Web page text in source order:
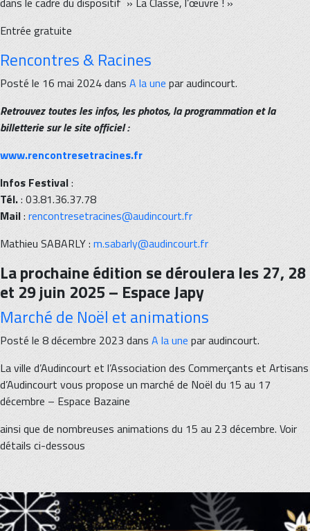
Entrée gratuite
Rencontres & Racines
Posté le 16 mai 2024 dans A la une par audincourt.
Retrouvez toutes les infos, les photos, la programmation et la
billetterie sur le site officiel :
www.rencontresetracines.fr
Infos Festival:
Tél.: 03.81.36.37.78
Mail: rencontresetracines@audincourt.fr
Mathieu SABARLY : m.sabarly@audincourt.fr
La prochaine édition se déroulera les 27, 28
et 29 juin 2025 – Espace Japy
Marché de Noël et animations
Posté le 8 décembre 2023 dans A la une par audincourt.
La ville d’Audincourt et l’Association des Commerçants et Artisans
d’Audincourt vous propose un marché de Noël du 15 au 17
décembre – Espace Bazaine
ainsi que de nombreuses animations du 15 au 23 décembre. Voir
détails ci-dessous